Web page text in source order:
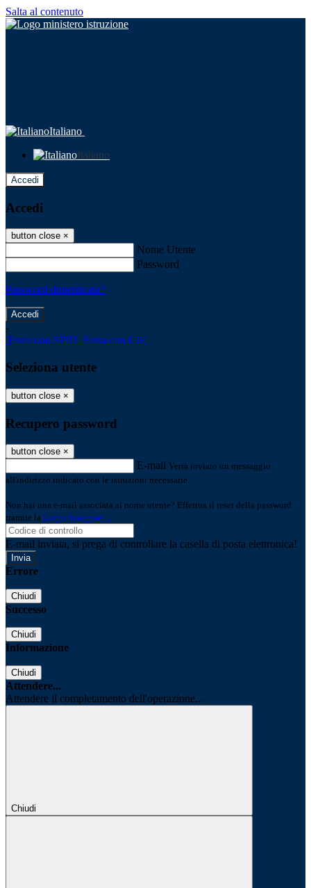
Salta al contenuto
Italiano
Italiano
Accedi
Accedi
button close ×
Nome Utente
Password
Password dimenticata?
-
Entra con SPID Entra con CIE
Seleziona utente
button close ×
Recupero password
button close ×
E-mail Verrà inviato un messaggio
all'indirizzo indicato con le istruzioni necessarie.
Non hai una e-mail associata al nome utente? Effettua il reset della password
tramite la Login Spaggiari
E-mail inviata, si prega di controllare la casella di posta elettronica!
Errore
Chiudi
Successo
Chiudi
Informazione
Chiudi
Attendere...
Attendere il completamento dell'operazione...
Chiudi